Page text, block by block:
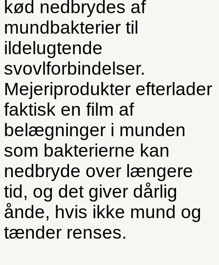
kød nedbrydes af
mundbakterier til
ildelugtende
svovlforbindelser.
Mejeriprodukter efterlader
faktisk en film af
belægninger i munden
som bakterierne kan
nedbryde over længere
tid, og det giver dårlig
ånde, hvis ikke mund og
tænder renses.